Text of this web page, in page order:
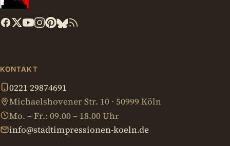
KONTAKT
0221 29874691
Michaelshovener Str. 10 · 50999 Köln
Mo. – Fr.: 09.00 – 18.00 Uhr
info@stadtimpressionen-koeln.de